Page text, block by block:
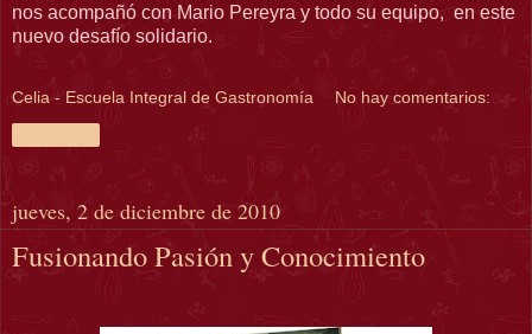
nos acompañó con Mario Pereyra y todo su equipo, en este
nuevo desafío solidario.
Celia - Escuela Integral de Gastronomía No hay comentarios:
jueves, 2 de diciembre de 2010
Fusionando Pasión y Conocimiento